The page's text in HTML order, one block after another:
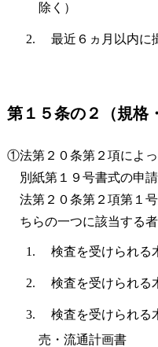
除く）
最近６ヵ月以内に
第１５条の２（規格
①法第２０条第２項によ
別紙第１９号書式の申
法第２０条第２項第１
ちらの一つに該当する
検査を受けられる
検査を受けられる
検査を受けられる
売・流通計画書